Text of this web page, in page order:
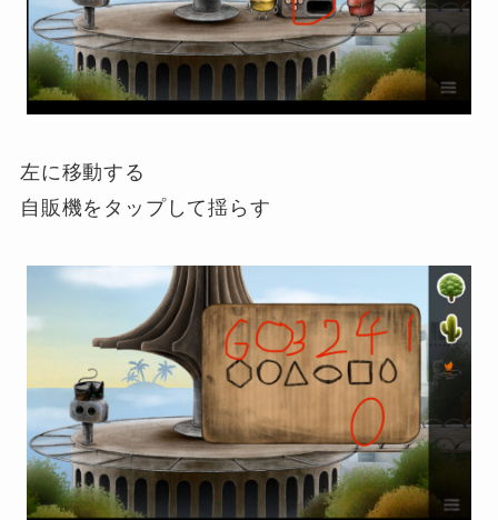
左に移動する
自販機をタップして揺らす